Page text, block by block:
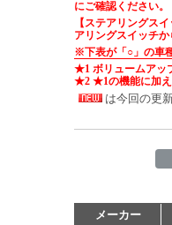
にご確認ください。
【ステアリングス
アリングスイッチ
※下表が「○」の車
★1 ボリュームアッ
★2 ★1の機能に加え
は今回の更
メーカー